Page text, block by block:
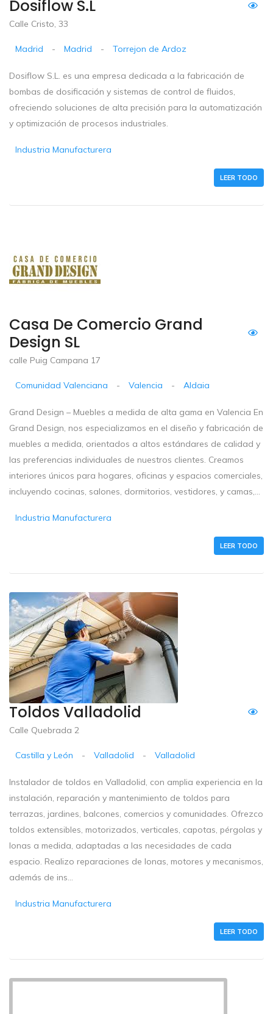
Dosiflow S.L
Calle Cristo, 33
Madrid - Madrid - Torrejon de Ardoz
Dosiflow S.L. es una empresa dedicada a la fabricación de
bombas de dosificación y sistemas de control de fluidos,
ofreciendo soluciones de alta precisión para la automatización
y optimización de procesos industriales.
Industria Manufacturera
LEER TODO
Casa De Comercio Grand
Design SL
calle Puig Campana 17
Comunidad Valenciana - Valencia - Aldaia
Grand Design – Muebles a medida de alta gama en Valencia En
Grand Design, nos especializamos en el diseño y fabricación de
muebles a medida, orientados a altos estándares de calidad y
las preferencias individuales de nuestros clientes. Creamos
interiores únicos para hogares, oficinas y espacios comerciales,
incluyendo cocinas, salones, dormitorios, vestidores, y camas,...
Industria Manufacturera
LEER TODO
Toldos Valladolid
Calle Quebrada 2
Castilla y León - Valladolid - Valladolid
Instalador de toldos en Valladolid, con amplia experiencia en la
instalación, reparación y mantenimiento de toldos para
terrazas, jardines, balcones, comercios y comunidades. Ofrezco
toldos extensibles, motorizados, verticales, capotas, pérgolas y
lonas a medida, adaptadas a las necesidades de cada
espacio. Realizo reparaciones de lonas, motores y mecanismos,
además de ins...
Industria Manufacturera
LEER TODO